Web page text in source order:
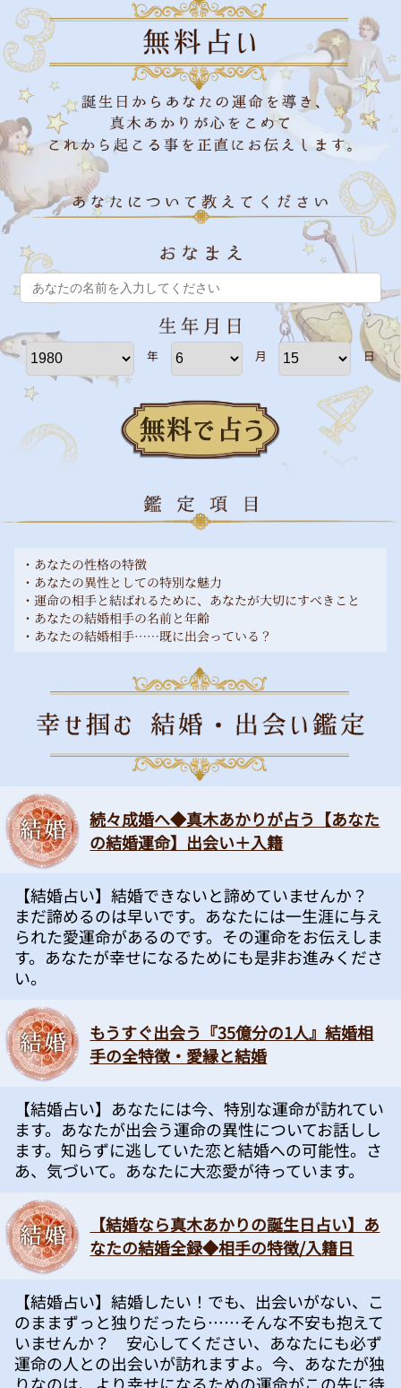
年 月 日
・あなたの性格の特徴
・あなたの異性としての特別な魅力
・運命の相手と結ばれるために、あなたが大切にすべきこと
・あなたの結婚相手の名前と年齢
・あなたの結婚相手……既に出会っている？
続々成婚へ◆真木あかりが占う【あなた
の結婚運命】出会い＋入籍
【結婚占い】結婚できないと諦めていませんか？
まだ諦めるのは早いです。あなたには一生涯に与え
られた愛運命があるのです。その運命をお伝えしま
す。あなたが幸せになるためにも是非お進みくださ
い。
もうすぐ出会う『35億分の1人』結婚相
手の全特徴・愛縁と結婚
【結婚占い】あなたには今、特別な運命が訪れてい
ます。あなたが出会う運命の異性についてお話しし
ます。知らずに逃していた恋と結婚への可能性。さ
あ、気づいて。あなたに大恋愛が待っています。
【結婚なら真木あかりの誕生日占い】あ
なたの結婚全録◆相手の特徴/入籍日
【結婚占い】結婚したい！でも、出会いがない、こ
のままずっと独りだったら……そんな不安も抱えて
いませんか？ 安心してください、あなたにも必ず
運命の人との出会いが訪れますよ。今、あなたが独